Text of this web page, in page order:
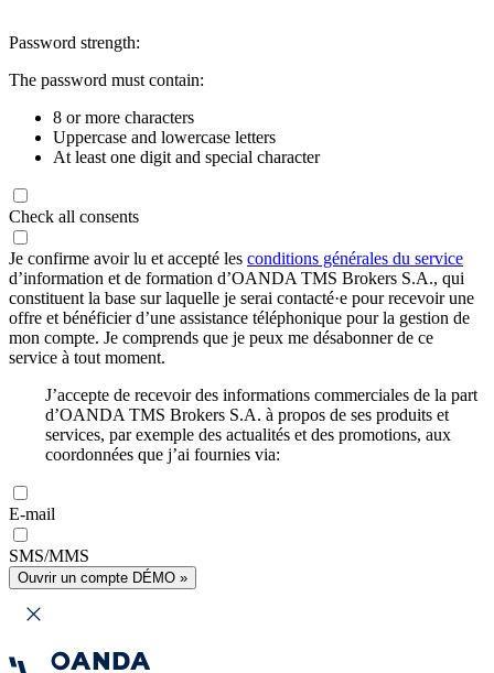
Password strength:
The password must contain:
8 or more characters
Uppercase and lowercase letters
At least one digit and special character
Check all consents
Je confirme avoir lu et accepté les conditions générales du service
d’information et de formation d’OANDA TMS Brokers S.A., qui
constituent la base sur laquelle je serai contacté·e pour recevoir une
offre et bénéficier d’une assistance téléphonique pour la gestion de
mon compte. Je comprends que je peux me désabonner de ce
service à tout moment.
J’accepte de recevoir des informations commerciales de la part
d’OANDA TMS Brokers S.A. à propos de ses produits et
services, par exemple des actualités et des promotions, aux
coordonnées que j’ai fournies via:
E-mail
SMS/MMS
Ouvrir un compte DÉMO »